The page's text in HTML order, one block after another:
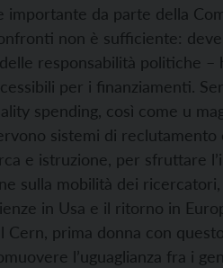
da parte della
non è sufficiente:
responsabilità politiche –
per i finanziamenti.
spending, così come u
sistemi di reclutamento
e istruzione, per sfruttare
sulla mobilità dei
in Usa e il ritorno in
prima donna con
l’uguaglianza fra i